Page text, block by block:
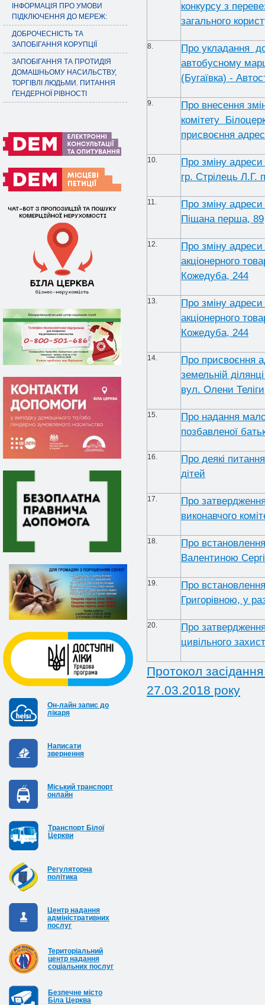
ІНФОРМАЦІЯ ПРО УМОВИ
ПІДКЛЮЧЕННЯ ДО МЕРЕЖ:
ДОБРОЧЕСНІСТЬ ТА
ЗАПОБІГАННЯ КОРУПЦІЇ
ЗАПОБІГАННЯ ТА ПРОТИДІЯ
ДОМАШНЬОМУ НАСИЛЬСТВУ,
ТОРГІВЛІ ЛЮДЬМИ. ПИТАННЯ
ҐЕНДЕРНОЇ РІВНОСТІ
Он-лайн запис до
лікаря
Написати
звернення
Міський транспорт
онлайн
Транспорт Білої
Церкви
Регуляторна
політика
Центр надання
адміністративних
послуг
Територіальний
центр надання
соціальних послуг
Безпечне місто
Біла Церква
конкурсу з
загального
8.
Про укладання
автобусному
(Бугаївка) -
9.
Про внесення
комітету
присвоєння
10.
Про зміну адреси
гр. Стрілець Л.Г.
11.
Про зміну
Піщана перша, 89
12.
Про зміну адреси
акціонерного
Кожедуба, 244
13.
Про зміну адреси
акціонерного
Кожедуба, 244
14.
Про присвоєння
земельній
вул. Олени
15.
Про надання
позбавленої
16.
Про деякі
дітей
17.
Про
виконавчого
18.
Про
Валентиною
19.
Про
Григорівною, у
20.
Про
цивільного
Протокол
27.03.2018 року